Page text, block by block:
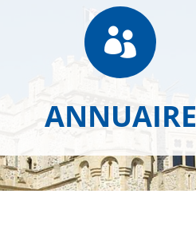

ANNUAIRE